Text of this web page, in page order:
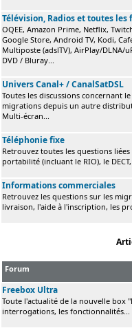
Télévision, Radios et toutes
OQEE, Amazon Prime, Netflix,
Google Store, Android TV, Kodi,
Multiposte (adslTV), AirPlay/DLNA/
DVD / Bluray...
Univers Canal+ / CanalSatDSL
Toutes les discussions concernant
migrations depuis un autre
Multi-écran...
Téléphonie fixe
Retrouvez toutes les questions
portabilité (incluant le RIO), le
Informations commerciales
Retrouvez les questions sur les
livraison, l'aide à l'inscription, les
Forum
Freebox Ultra
Toute l'actualité de la nouvelle box
interrogations, les fonctionnalités...